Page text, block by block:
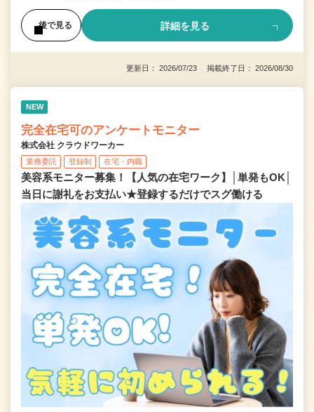
後で見る 詳細を見る
更新日： 2026/07/23 掲載終了日： 2026/08/30
NEW
完全在宅可のアンケートモニター
株式会社 クラウドワーカー
業務委託 登録制 在宅・内職
美容系モニター募集！【人気の在宅ワーク】│単発もOK│
当日に謝礼をお支払い★登録するだけでスグ働ける